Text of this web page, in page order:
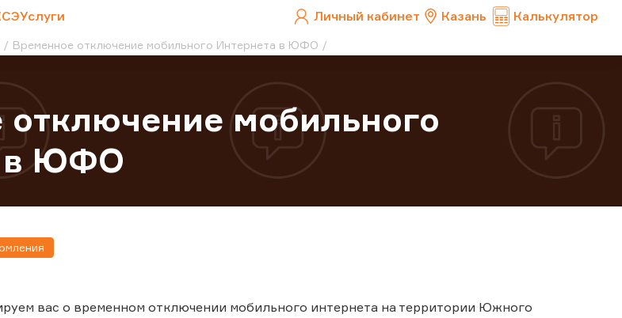
Услуги Личный кабинет Казань Калькулятор
Временное отключение мобильного Интернета в ЮФО
мобильного
в ЮФО
вас о временном отключении мобильного интернета на территории Южного